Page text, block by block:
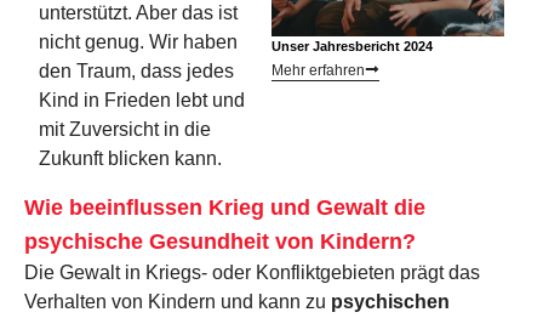
unterstützt. Aber das ist
nicht genug. Wir haben
den Traum, dass jedes
Kind in Frieden lebt und
mit Zuversicht in die
Zukunft blicken kann.
Unser Jahresbericht 2024
Mehr erfahren
Wie beeinflussen Krieg und Gewalt die
psychische Gesundheit von Kindern?
Die Gewalt in Kriegs- oder Konfliktgebieten prägt das
Verhalten von Kindern und kann zu psychischen